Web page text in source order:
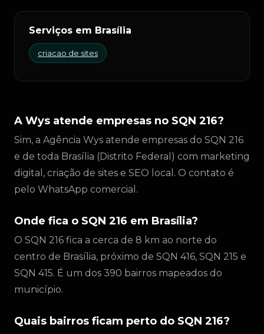
Serviços em Brasília
criacao de sites
A Wys atende empresas no SQN 216?
Sim, a Agência Wys atende empresas do SQN 216
e de toda Brasília (Distrito Federal) com marketing
digital, criação de sites e SEO local. O contato é
pelo WhatsApp comercial.
Onde fica o SQN 216 em Brasília?
O SQN 216 fica a cerca de 8 km ao norte do
centro de Brasília, próximo de SQN 416, SQN 215 e
SQN 415. É um dos 390 bairros mapeados do
município.
Quais bairros ficam perto do SQN 216?